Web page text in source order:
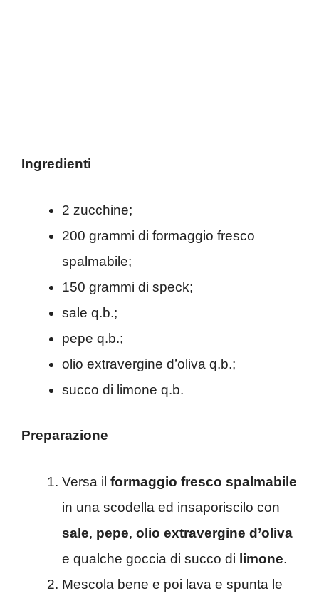
Ingredienti
2 zucchine;
200 grammi di formaggio fresco
spalmabile;
150 grammi di speck;
sale q.b.;
pepe q.b.;
olio extravergine d’oliva q.b.;
succo di limone q.b.
Preparazione
Versa il formaggio fresco spalmabile
in una scodella ed insaporiscilo con
sale, pepe, olio extravergine d’oliva
e qualche goccia di succo di limone.
Mescola bene e poi lava e spunta le